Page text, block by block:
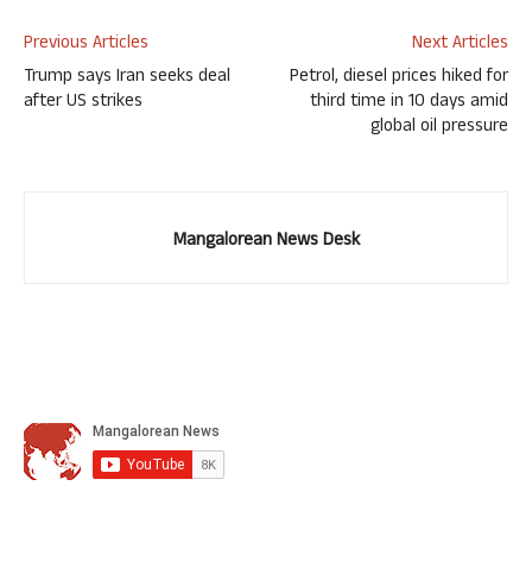
Previous Articles
Trump says Iran seeks deal
after US strikes
Next Articles
Petrol, diesel prices hiked for
third time in 10 days amid
global oil pressure
Mangalorean News Desk